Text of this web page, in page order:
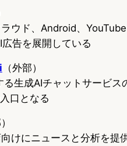
ウド、Android、
告を展開している
（外部）
る生成AIチャットサービ
口となる
けにニュースと分析を